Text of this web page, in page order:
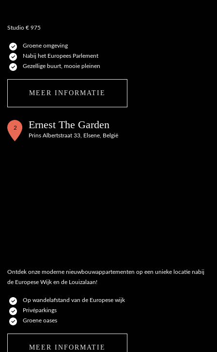
Studio € 975
Groene omgeving
Nabij het Europees Parlement
Gezellige buurt, mooie pleinen
MEER INFORMATIE
2 Ernest The Garden
Prins Albertstraat 33, Elsene, België
Ontdek onze moderne nieuwbouwappartementen op een unieke locatie nabij
de Europese Wijk en de Louizalaan!
Op wandelafstand van de Europese wijk
Privéparkings
Groene oases
MEER INFORMATIE